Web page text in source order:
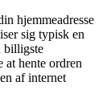
hjemmeadresse
sig typisk en
billigste
hente ordren
af internet